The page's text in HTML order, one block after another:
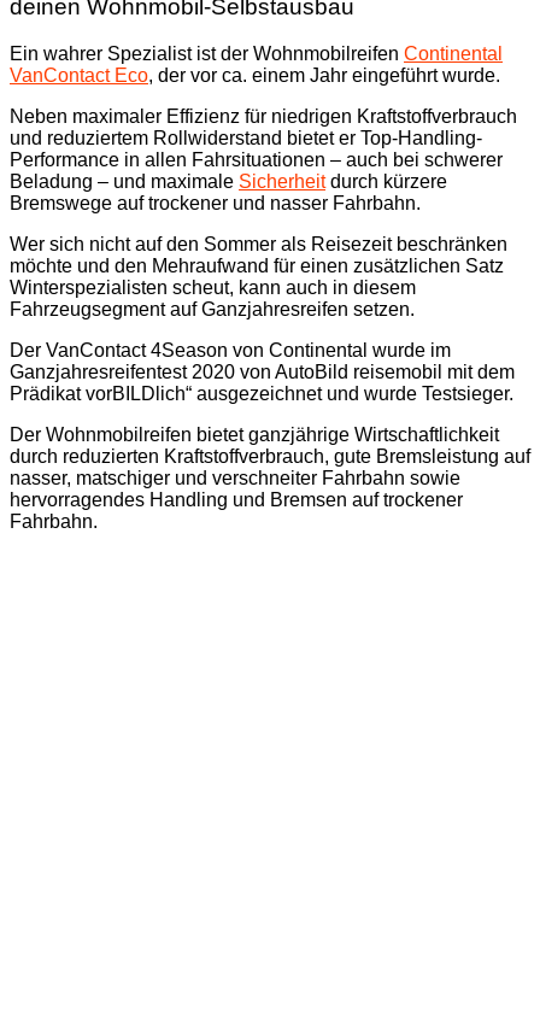
deinen Wohnmobil-Selbstausbau
Ein wahrer Spezialist ist der Wohnmobilreifen Continental
VanContact Eco, der vor ca. einem Jahr eingeführt wurde.
Neben maximaler Effizienz für niedrigen Kraftstoffverbrauch
und reduziertem Rollwiderstand bietet er Top-Handling-
Performance in allen Fahrsituationen – auch bei schwerer
Beladung – und maximale Sicherheitdurch kürzere
Bremswege auf trockener und nasser Fahrbahn.
Wer sich nicht auf den Sommer als Reisezeit beschränken
möchte und den Mehraufwand für einen zusätzlichen Satz
Winterspezialisten scheut, kann auch in diesem
Fahrzeugsegment auf Ganzjahresreifen setzen.
Der VanContact 4Season von Continental wurde im
Ganzjahresreifentest 2020 von AutoBild reisemobil mit dem
Prädikat vorBILDlich“ ausgezeichnet und wurde Testsieger.
Der Wohnmobilreifen bietet ganzjährige Wirtschaftlichkeit
durch reduzierten Kraftstoffverbrauch, gute Bremsleistung auf
nasser, matschiger und verschneiter Fahrbahn sowie
hervorragendes Handling und Bremsen auf trockener
Fahrbahn.